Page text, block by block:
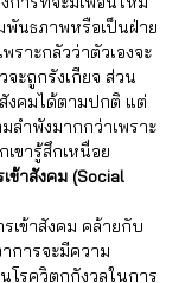
พันธภาพหรือเป็นฝ่าย
าะกลัวว่าตัวเองจะ
ะถูกรังเกียจ ส่วน
งคมได้ตามปกติ แต่
ลำพังมากกว่าเพราะ
ขารู้สึกเหนื่อย
การจะมีความ
โรควิตกกังวลในการ